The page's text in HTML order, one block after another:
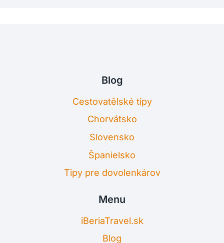
Blog
Cestovatělské tipy
Chorvátsko
Slovensko
Španielsko
Tipy pre dovolenkárov
Menu
iBeriaTravel.sk
Blog